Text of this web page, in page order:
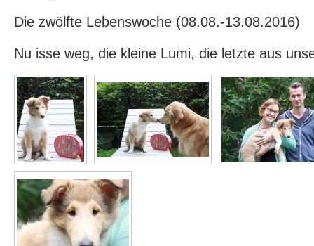
Die zwölfte Lebenswoche (08.08.-13.08.2016)
Nu isse weg, die kleine Lumi, die letzte aus